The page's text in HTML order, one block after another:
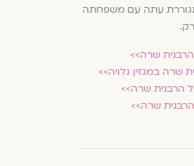
עתה עם משפחתה
הרבנית שרה>>
שרה במגזין גלויה>>
הרבנית שרה>>
שרה>>